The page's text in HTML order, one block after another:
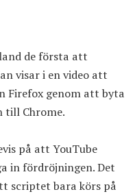
de första att
visar i en video att
Firefox genom att byta
till Chrome.
på att YouTube
in fördröjningen. Det
scriptet bara körs på